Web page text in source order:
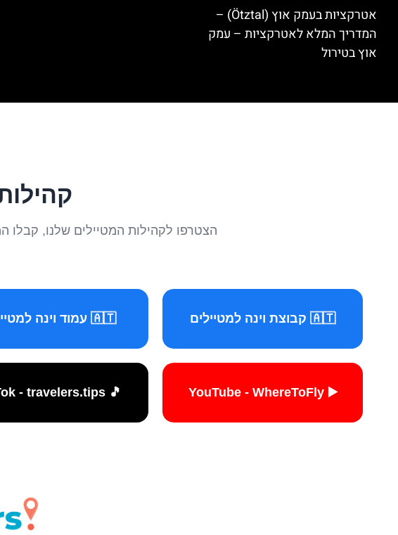
אטרקציות בעמק אוץ (Ötztal) –
המדריך המלא לאטרקציות – עמק
אוץ בטירול
הצטרפו לקהילות המטיילים שלנו, קבלו
🇦🇹 קבוצת וינה למטיילים 🇦🇹 עמוד וינה למטיילים
▶️ YouTube - WhereToFly
🎵 TikTok - travelers.tips